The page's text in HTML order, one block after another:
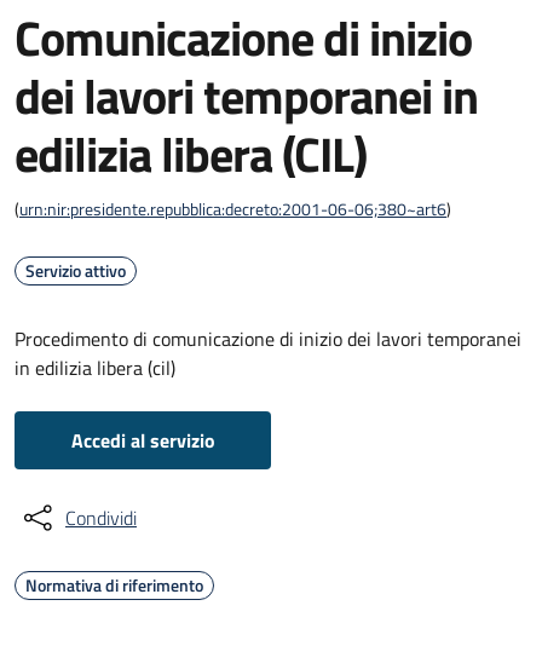
Comunicazione di inizio
dei lavori temporanei in
edilizia libera (CIL)
(urn:nir:presidente.repubblica:decreto:2001-06-06;380~art6)
Servizio attivo
Procedimento di comunicazione di inizio dei lavori temporanei
in edilizia libera (cil)
Accedi al servizio
Condividi
Normativa di riferimento